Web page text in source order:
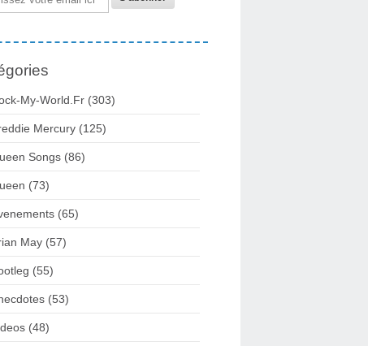
My-World.fr (303)
Mercury (125)
Songs (86)
(73)
(65)
May (57)
(55)
(53)
(48)